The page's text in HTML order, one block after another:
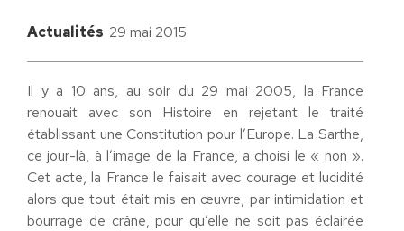
Actualités 29 mai 2015
Il y a 10 ans, au soir du 29 mai 2005, la France
renouait avec son Histoire en rejetant le traité
établissant une Constitution pour l’Europe. La Sarthe,
ce jour-là, à l’image de la France, a choisi le « non ».
Cet acte, la France le faisait avec courage et lucidité
alors que tout était mis en œuvre, par intimidation et
bourrage de crâne, pour qu’elle ne soit pas éclairée